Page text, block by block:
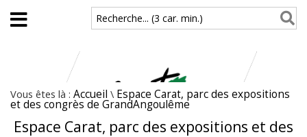
Aller au contenu principal
Recherche... (3 car. min.)
Vous êtes là : Accueil \ Espace Carat, parc des expositions
et des congrès de GrandAngoulême
Espace Carat, parc des expositions et des